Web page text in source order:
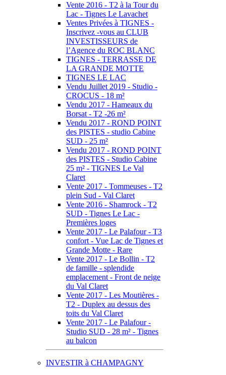
Vente 2016 - T2 à la Tour du
Lac - Tignes Le Lavachet
Ventes Privées à TIGNES -
Inscrivez -vous au CLUB
INVESTISSEURS de
l’Agence du ROC BLANC
TIGNES - TERRASSE DE
LA GRANDE MOTTE
TIGNES LE LAC
Vendu Juillet 2019 - Studio -
CROCUS - 18 m²
Vendu 2017 - Hameaux du
Borsat - T2 -26 m²
Vendu 2017 - ROND POINT
des PISTES - studio Cabine
SUD - 25 m²
Vendu 2017 - ROND POINT
des PISTES - Studio Cabine
25 m² - TIGNES Le Val
Claret
Vente 2017 - Tommeuses - T2
plein Sud - Val Claret
Vente 2016 - Shamrock - T2
SUD - Tignes Le Lac -
Premières loges
Vente 2017 - Le Palafour - T3
confort - Vue Lac de Tignes et
Grande Motte - Rare
Vente 2017 - Le Bollin - T2
de famille - splendide
emplacement - Front de neige
du Val Claret
Vente 2017 - Les Moutières -
T2 - Duplex au dessus des
toits du Val Claret
Vente 2017 - Le Palafour -
Studio SUD - 28 m² - Tignes
au balcon
INVESTIR à CHAMPAGNY